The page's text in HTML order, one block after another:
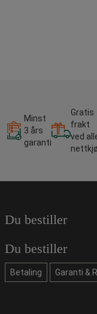
Minst
3 års
garanti
Gratis
frakt
ved
Du bestiller
Du bestiller
Betaling Garanti &